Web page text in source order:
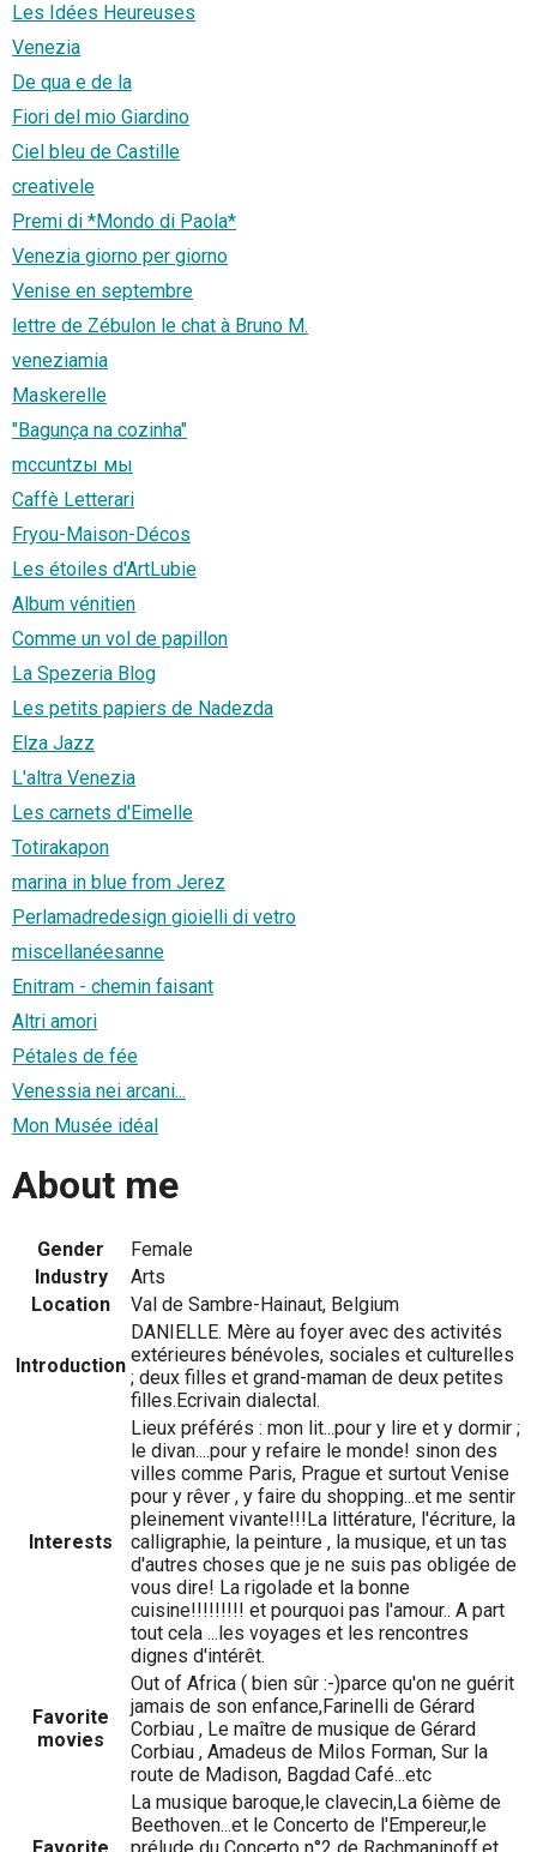
Les Idées Heureuses
Venezia
De qua e de la
Fiori del mio Giardino
Ciel bleu de Castille
creativele
Premi di *Mondo di Paola*
Venezia giorno per giorno
Venise en septembre
lettre de Zébulon le chat à Bruno M.
veneziamia
Maskerelle
"Bagunça na cozinha"
mccuntzы мы
Caffè Letterari
Fryou-Maison-Décos
Les étoiles d'ArtLubie
Album vénitien
Comme un vol de papillon
La Spezeria Blog
Les petits papiers de Nadezda
Elza Jazz
L'altra Venezia
Les carnets d'Eimelle
Totirakapon
marina in blue from Jerez
Perlamadredesign gioielli di vetro
miscellanéesanne
Enitram - chemin faisant
Altri amori
Pétales de fée
Venessia nei arcani...
Mon Musée idéal
About me
Gender
Female
Industry
Arts
Location
Val de Sambre-Hainaut, Belgium
Introduction
DANIELLE. Mère au foyer avec des activités
extérieures bénévoles, sociales et culturelles
; deux filles et grand-maman de deux petites
filles.Ecrivain dialectal.
Interests
Lieux préférés : mon lit...pour y lire et y dormir ;
le divan....pour y refaire le monde! sinon des
villes comme Paris, Prague et surtout Venise
pour y rêver , y faire du shopping...et me sentir
pleinement vivante!!!La littérature, l'écriture, la
calligraphie, la peinture , la musique, et un tas
d'autres choses que je ne suis pas obligée de
vous dire! La rigolade et la bonne
cuisine!!!!!!!!! et pourquoi pas l'amour.. A part
tout cela ...les voyages et les rencontres
dignes d'intérêt.
Favorite
movies
Out of Africa ( bien sûr :-)parce qu'on ne guérit
jamais de son enfance,Farinelli de Gérard
Corbiau , Le maître de musique de Gérard
Corbiau , Amadeus de Milos Forman, Sur la
route de Madison, Bagdad Café...etc
La musique baroque,le clavecin,La 6ième de
Beethoven...et le Concerto de l'Empereur,le